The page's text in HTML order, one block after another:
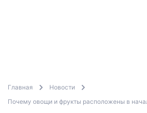
Главная
Новости
Почему овощи и фрукты расположены в